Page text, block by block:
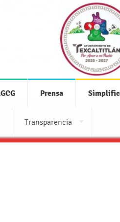
Prensa
Transparencia
oficio relacionada